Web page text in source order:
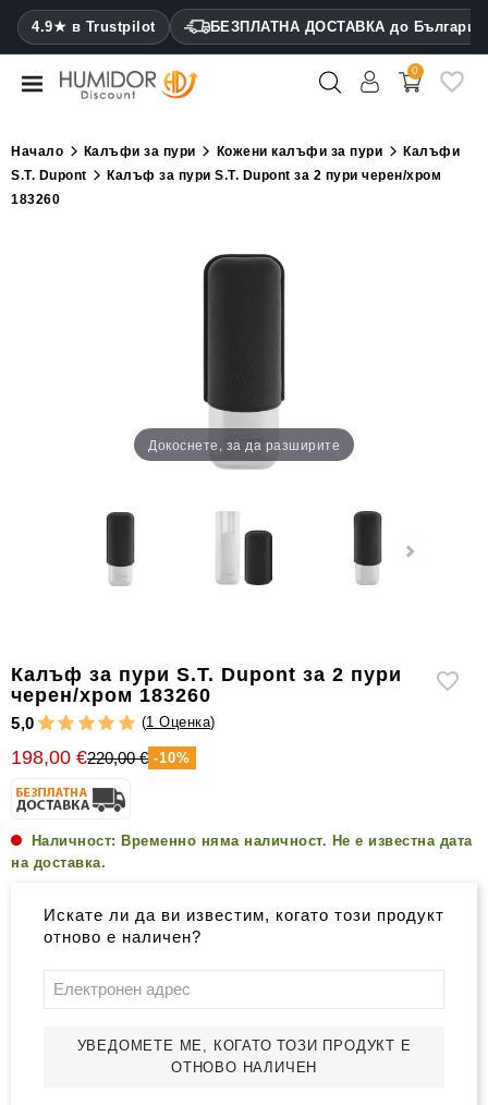
4.9★ в Trustpilot БЕЗПЛАТНА ДОСТАВКА до България
CATEGORY
Хумидори
аксесоари
за
0
Начало Калъфи за пури Кожени калъфи за пури
Калъфи
S.T. Dupont
Калъф за пури S.T. Dupont за 2 пури черен/хром
183260
Докоснете, за да разширите
Калъф за пури S.T. Dupont за 2 пури
черен/хром 183260
5,0 (1 Оценка)
198,00 €220,00 € -10%
Наличност: Временно няма наличност. Не е известна дата
на доставка.
Искате ли да ви известим, когато този продукт
отново е наличен?
УВЕДОМЕТЕ МЕ, КОГАТО ТОЗИ ПРОДУКТ Е
ОТНОВО НАЛИЧЕН